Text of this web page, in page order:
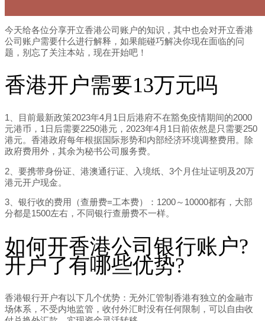
今天给各位分享开立香港公司账户的知识，其中也会对开立香港
公司账户需要什么进行解释，如果能碰巧解决你现在面临的问
题，别忘了关注本站，现在开始吧！
香港开户需要13万元吗
1、目前最新政策2023年4月1日后港府不在豁免疫情期间的2000
元港币，1日后需要2250港元，2023年4月1日前依然是只需要250
港元。香港政府每年根据国际形势和内部经济环境调整费用。除
政府费用外，其余为秘书公司服务费。
2、要携带身份证、港澳通行证、入境纸、3个月住址证明及20万
港元开户现金。
3、银行收的费用（查册费=工本费）：1200～10000都有，大部
分都是1500左右，不同银行查册费不一样。
如何开香港公司银行账户?
开户了有哪些优势?
香港银行开户有以下几个优势：无外汇管制香港有独立的金融市
场体系，不受内地监管，收付外汇时没有任何限制，可以自由收